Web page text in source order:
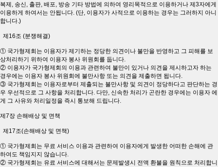
복제, 송신, 출판, 배포, 방송 기타 방법에 의하여 영리목적으로 이용하거나 제3자에게
이용하게 하여서는 안됩니다. (단, 이용자가 사적으로 이용하는 경우는 그러하지 아니
합니다.)
제16조 (분쟁해결)
① 국가형제회는 이용자가 제기하는 정당한 의견이나 불만을 반영하고 그 피해를 보
상처리하기 위하여 이용자 봉사 위원회를 둡니다.
② 이용자가 국가형제회의 이용과 관련하여 불만이 있거나 의견을 제시하고자 하는
경우에는 이용자 봉사 위원회에 불만사항 또는 의견을 제출하면 됩니다.
③ 국가형제회는 이용자로부터 제출되는 불만사항 및 의견이 정당하다고 판단하는 경
우 우선적으로 그 사항을 처리합니다. 다만, 신속한 처리가 곤란한 경우에는 이용자 에
게 그 사유와 처리일정을 즉시 통보해 드립니다.
제7장 손해배상 및 면책
제17조(손해배상 및 면책)
① 국가형제회는 무료 서비스 이용과 관련하여 이용자에게 발생한 어떠한 손해에 관
하여도 책임지지 않습니다.
② 국가형제회는 유료 서비스에 대해서는 문제발생시 전액 환불을 원칙으로 처리합니